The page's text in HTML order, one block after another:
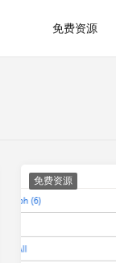
免费资源
免费资源